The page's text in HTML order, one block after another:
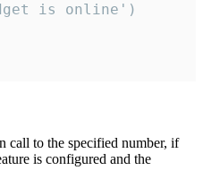
is online')
call to the specified number, if
is configured and the